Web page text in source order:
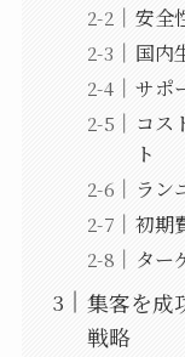
安全
国内
サポ
コス
ト
ラン
初期
ター
集客を成
戦略